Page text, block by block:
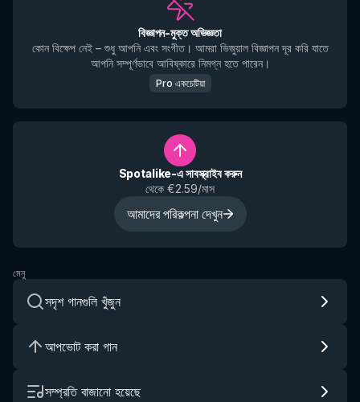
বিজ্ঞাপন-মুক্ত অভিজ্ঞতা
কোন বিক্ষেপ নেই – শুধু আপনি এবং সংগীত। আমরা ভিজুয়াল বিজ্ঞাপন দূর করি যাতে
আপনি সম্পূর্ণভাবে আবিষ্কারে নিমগ্ন হতে পারেন।
Pro একচেটিয়া
Spotalike-এ সাবস্ক্রাইব করুন
থেকে €2.59/মাস
আমাদের পরিকল্পনা দেখুন
মেনু
সদৃশ গানগুলি খুঁজুন
আপভোট করা গান
সম্প্রতি বাজানো হয়েছে